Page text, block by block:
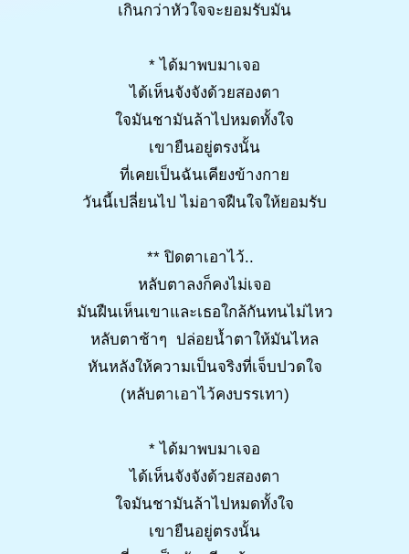
เกินกว่าหัวใจจะยอมรับมัน
* ได้มาพบมาเจอ
ได้เห็นจังจังด้วยสองตา
ใจมันชามันล้าไปหมดทั้งใจ
เขายืนอยู่ตรงนั้น
ที่เคยเป็นฉันเคียงข้างกาย
วันนี้เปลี่ยนไป ไม่อาจฝืนใจให้ยอมรับ
** ปิดตาเอาไว้..
หลับตาลงก็คงไม่เจอ
มันฝืนเห็นเขาและเธอใกล้กันทนไม่ไหว
หลับตาช้าๆ ปล่อยน้ำตาให้มันไหล
หันหลังให้ความเป็นจริงที่เจ็บปวดใจ
(หลับตาเอาไว้คงบรรเทา)
* ได้มาพบมาเจอ
ได้เห็นจังจังด้วยสองตา
ใจมันชามันล้าไปหมดทั้งใจ
เขายืนอยู่ตรงนั้น